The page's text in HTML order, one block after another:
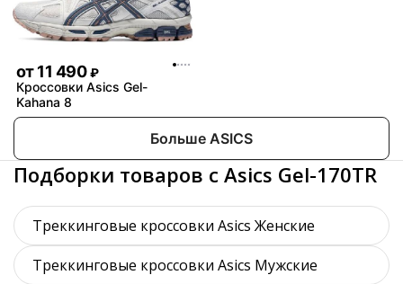
от11 490 ₽
Кроссовки Asics Gel-
Kahana 8
Больше ASICS
Подборки товаров с Asics Gel-170TR
Треккинговые кроссовки Asics Женские
Треккинговые кроссовки Asics Мужские